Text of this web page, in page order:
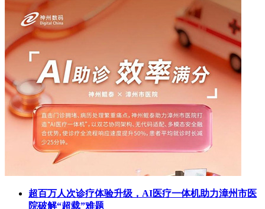
超百万人次诊疗体验升级，AI医疗一体机助力漳州市医
院破解“超载”难题